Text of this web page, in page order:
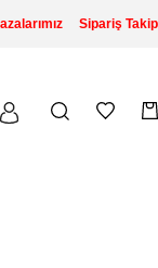
Sipariş Takip